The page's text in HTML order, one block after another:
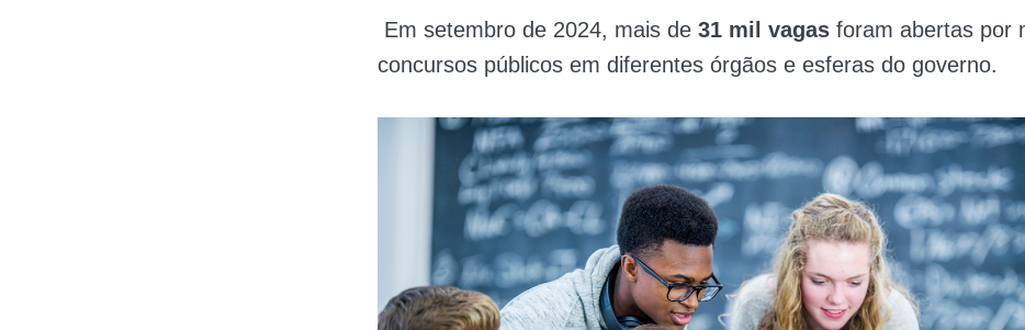
Em setembro de 2024, mais de 31 mil vagas foram abertas por
concursos públicos em diferentes órgãos e esferas do governo.